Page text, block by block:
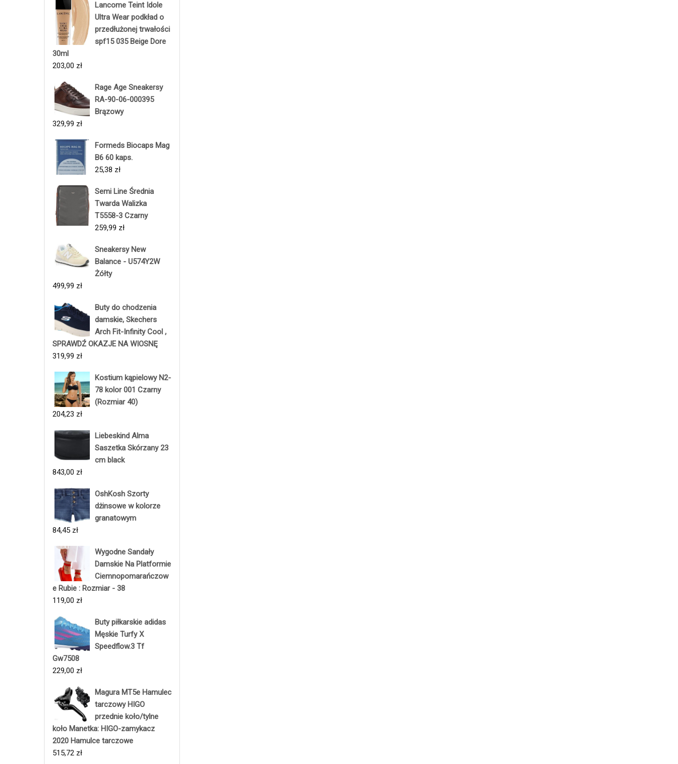
Lancome Teint Idole
Ultra Wear podkład o
przedłużonej trwałości
spf15 035 Beige Dore
30ml
203,00 zł
Rage Age Sneakersy
RA-90-06-000395
Brązowy
329,99 zł
Formeds Biocaps Mag
B6 60 kaps.
25,38 zł
Semi Line Średnia
Twarda Walizka
T5558-3 Czarny
259,99 zł
Sneakersy New
Balance - U574Y2W
Żółty
499,99 zł
Buty do chodzenia
damskie, Skechers
Arch Fit-Infinity Cool ,
SPRAWDŹ OKAZJE NA WIOSNĘ
319,99 zł
Kostium kąpielowy N2-
78 kolor 001 Czarny
(Rozmiar 40)
204,23 zł
Liebeskind Alma
Saszetka Skórzany 23
cm black
843,00 zł
OshKosh Szorty
dżinsowe w kolorze
granatowym
84,45 zł
Wygodne Sandały
Damskie Na Platformie
Ciemnopomarańczow
e Rubie : Rozmiar - 38
119,00 zł
Buty piłkarskie adidas
Męskie Turfy X
Speedflow.3 Tf
Gw7508
229,00 zł
Magura MT5e Hamulec
tarczowy HIGO
przednie koło/tylne
koło Manetka: HIGO-zamykacz
2020 Hamulce tarczowe
515,72 zł